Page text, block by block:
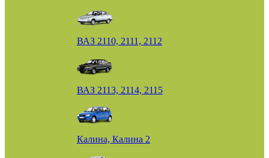
ВАЗ 2110, 2111, 2112
ВАЗ 2113, 2114, 2115
Калина, Калина 2